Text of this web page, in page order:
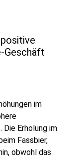
Geschäft
im
Erholung im
Fassbier,
obwohl das